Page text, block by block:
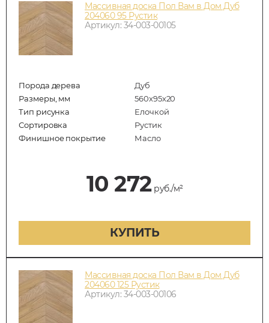
Массивная доска Пол Вам в Дом Дуб
204060 95 Рустик
Артикул: 34-003-00105
Порода дерева
Дуб
Размеры, мм
560x95x20
Тип рисунка
Елочкой
Сортировка
Рустик
Финишное покрытие
Масло
10 272руб./м²
КУПИТЬ
Массивная доска Пол Вам в Дом Дуб
204060 125 Рустик
Артикул: 34-003-00106